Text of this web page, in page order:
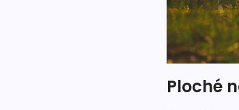
Ploché